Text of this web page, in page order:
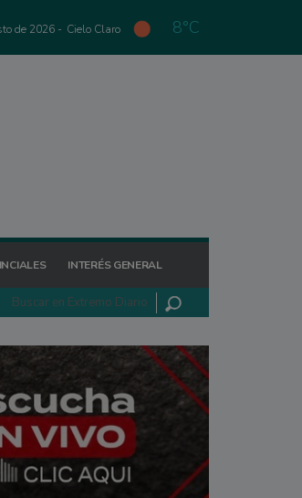
de 2026 - Cielo Claro 8°C
INTERÉS GENERAL